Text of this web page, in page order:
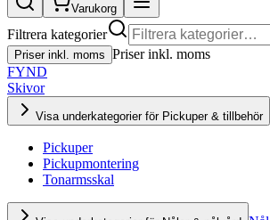
Varukorg
Filtrera kategorier
Priser inkl. moms Priser inkl. moms
FYND
Skivor
Visa underkategorier för Pickuper & tillbehör
Pickuper
Pickupmontering
Tonarmsskal